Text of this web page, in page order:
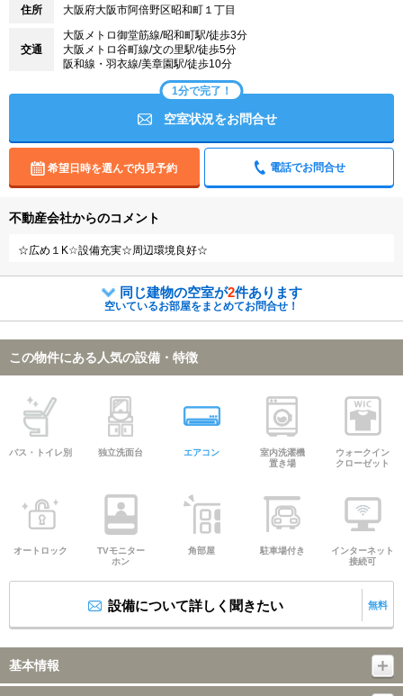
住所 大阪府大阪市阿倍野区昭和町１丁目
交通
大阪メトロ御堂筋線/昭和町駅/徒歩3分
大阪メトロ谷町線/文の里駅/徒歩5分
阪和線・羽衣線/美章園駅/徒歩10分
1分で完了！
空室状況をお問合せ
希望日時を選んで内見予約 電話でお問合せ
不動産会社からのコメント
☆広め１K☆設備充実☆周辺環境良好☆
同じ建物の空室が2件あります
空いているお部屋をまとめてお問合せ！
この物件にある人気の設備・特徴
バス・トイレ別 独立洗面台 エアコン
室内洗濯機
置き場
ウォークイン
クローゼット
オートロック
TVモニター
ホン
角部屋 駐車場付き
インターネット
接続可
設備について詳しく聞きたい 無料
基本情報